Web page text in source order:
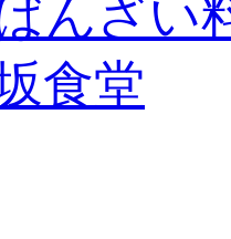
んざい
食堂